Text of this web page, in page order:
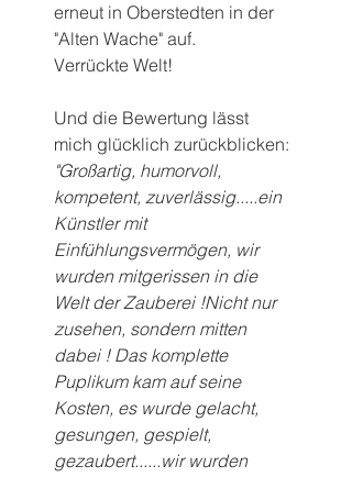
erneut in Oberstedten in der
"Alten Wache" auf.
Verrückte Welt!
Und die Bewertung lässt
mich glücklich zurückblicken:
"Großartig, humorvoll,
kompetent, zuverlässig.....ein
Künstler mit
Einfühlungsvermögen, wir
wurden mitgerissen in die
Welt der Zauberei !Nicht nur
zusehen, sondern mitten
dabei ! Das komplette
Puplikum kam auf seine
Kosten, es wurde gelacht,
gesungen, gespielt,
gezaubert......wir wurden